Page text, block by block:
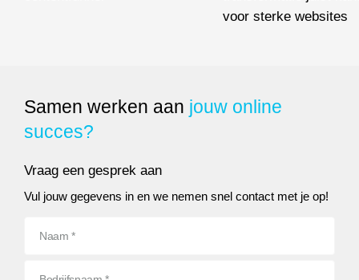
Wat betekenen TOFU, MOFU en BOFU? Over de
voor sterke websites
Samen werken aan jouw online
succes?
Vraag een gesprek aan
Vul jouw gegevens in en we nemen snel contact met je op!